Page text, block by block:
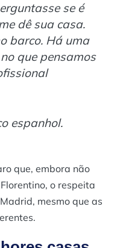
se é
dê sua casa.
barco. Há uma
que pensamos
espanhol.
que, embora não
o respeita
mesmo que as